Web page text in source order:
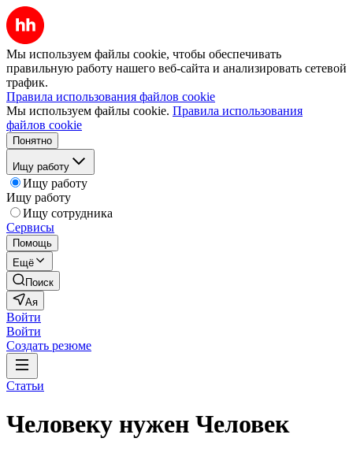
Мы используем файлы cookie, чтобы обеспечивать
правильную работу нашего веб-сайта и анализировать сетевой
трафик.
Правила использования файлов cookie
Мы используем файлы cookie. Правила использования
файлов cookie
Понятно
Ищу работу
Ищу работу
Ищу работу
Ищу сотрудника
Сервисы
Помощь
Ещё
Поиск
Ая
Войти
Войти
Создать резюме
Статьи
Человеку нужен Человек